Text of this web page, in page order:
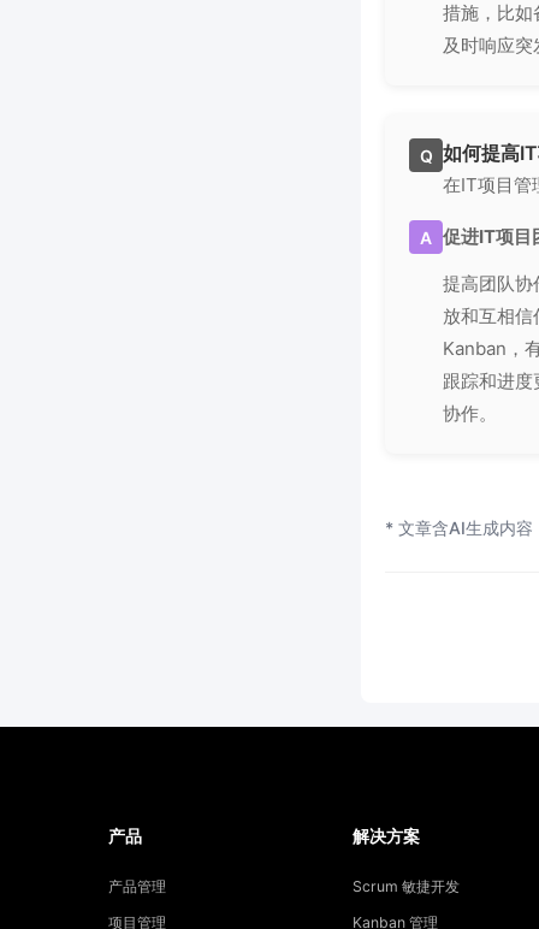
措施，比如
及时响应
Q 如何提高
在IT项目管
A 促进IT项目
提高团队协
放和互相
Kanban，
跟踪和进
协作。
* 文章含AI生成内容
产品
产品管理
项目管理
解决方案
Scrum 敏捷开发
Kanban 管理